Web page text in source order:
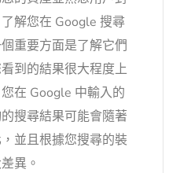
解您在 Google 搜尋
重要方面是了解它們
到的結果很大程度上
在 Google 中輸入的
搜尋結果可能會隨著
並且根據您搜尋的裝
異。